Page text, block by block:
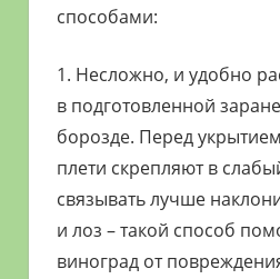
способами:
1. Несложно, и удобно
в подготовленной
борозде. Перед
плети скрепляют в
связывать лучше
и лоз – такой способ
виноград от